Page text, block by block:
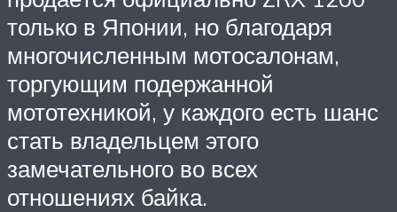
только в Японии, но благодаря
многочисленным мотосалонам,
торгующим подержанной
мототехникой, у каждого есть шанс
стать владельцем этого
замечательного во всех
отношениях байка.